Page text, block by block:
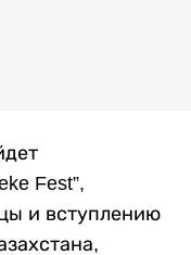
Fest”,
и вступлению